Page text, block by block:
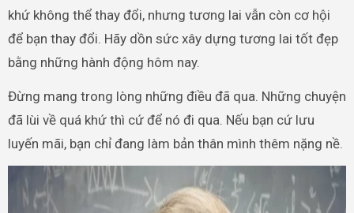
khứ không thể thay đổi, nhưng tương lai vẫn còn cơ hội
để bạn thay đổi. Hãy dồn sức xây dựng tương lai tốt đẹp
bằng những hành động hôm nay.
Đừng mang trong lòng những điều đã qua. Những chuyện
đã lùi về quá khứ thì cứ để nó đi qua. Nếu bạn cứ lưu
luyến mãi, bạn chỉ đang làm bản thân mình thêm nặng nề.